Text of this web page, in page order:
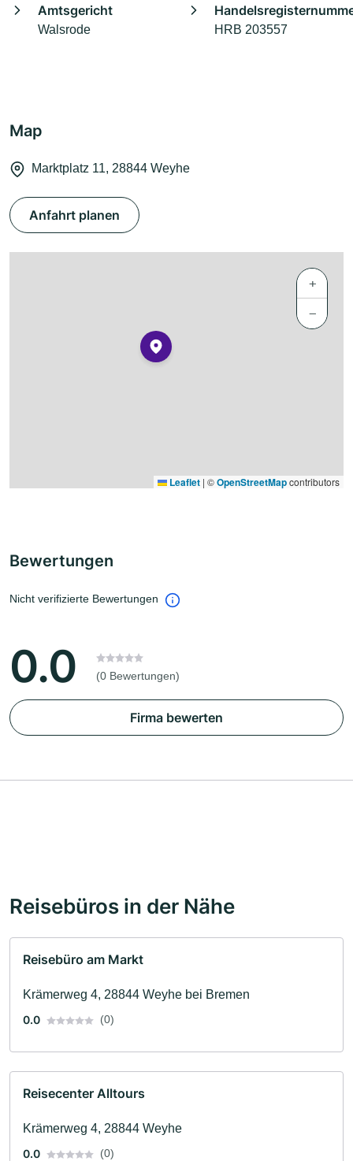
Amtsgericht
Walsrode HRB 203557
Map
Marktplatz 11, 28844 Weyhe
Anfahrt planen
+
−
Leaflet | ©OpenStreetMapcontributors
Bewertungen
Nicht verifizierte Bewertungen
0.0 (0 Bewertungen)
Firma bewerten
Reisebüros in der Nähe
Reisebüro am Markt
Krämerweg 4, 28844 Weyhe bei Bremen
0.0
(0)
Reisecenter Alltours
Krämerweg 4, 28844 Weyhe
0.0
(0)